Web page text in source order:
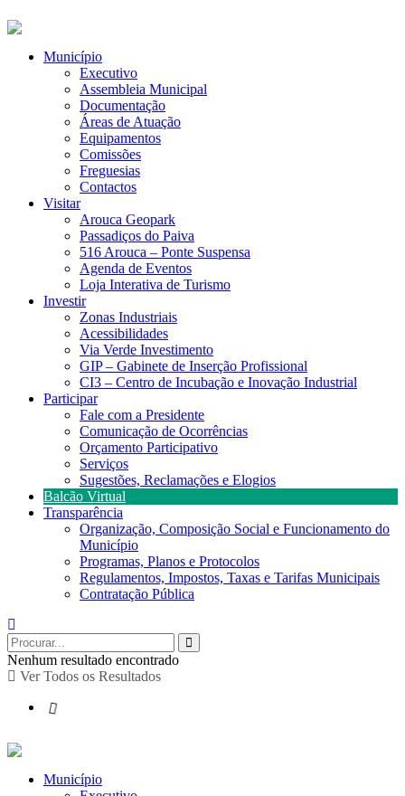
Município
Executivo
Assembleia Municipal
Documentação
Áreas de Atuação
Equipamentos
Comissões
Freguesias
Contactos
Visitar
Arouca Geopark
Passadiços do Paiva
516 Arouca – Ponte Suspensa
Agenda de Eventos
Loja Interativa de Turismo
Investir
Zonas Industriais
Acessibilidades
Via Verde Investimento
GIP – Gabinete de Inserção Profissional
CI3 – Centro de Incubação e Inovação Industrial
Participar
Fale com a Presidente
Comunicação de Ocorrências
Orçamento Participativo
Serviços
Sugestões, Reclamações e Elogios
Balcão Virtual
Transparência
Organização, Composição Social e Funcionamento do
Município
Programas, Planos e Protocolos
Regulamentos, Impostos, Taxas e Tarifas Municipais
Contratação Pública
Nenhum resultado encontrado
Ver Todos os Resultados
Município